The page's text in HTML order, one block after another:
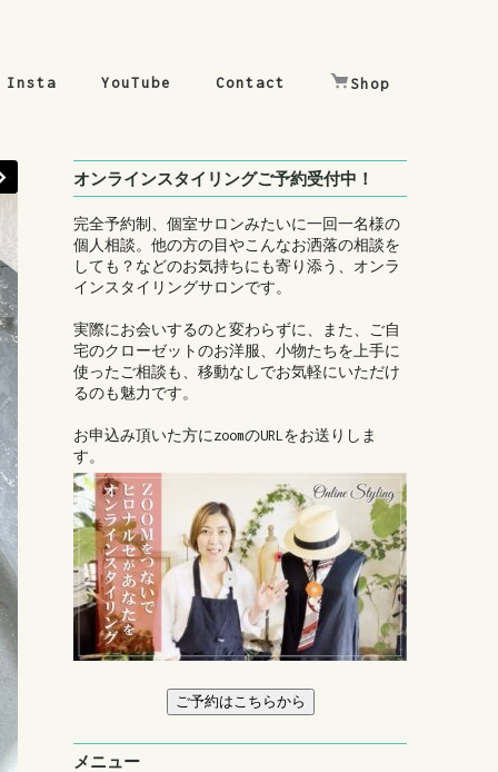
Insta YouTube Contact Shop
オンラインスタイリングご予約受付中！
完全予約制、個室サロンみたいに一回一名様の
個人相談。他の方の目やこんなお洒落の相談を
しても？などのお気持ちにも寄り添う、オンラ
インスタイリングサロンです。
実際にお会いするのと変わらずに、また、ご自
宅のクローゼットのお洋服、小物たちを上手に
使ったご相談も、移動なしでお気軽にいただけ
るのも魅力です。
お申込み頂いた方にzoomのURLをお送りしま
す。
ご予約はこちらから
メニュー